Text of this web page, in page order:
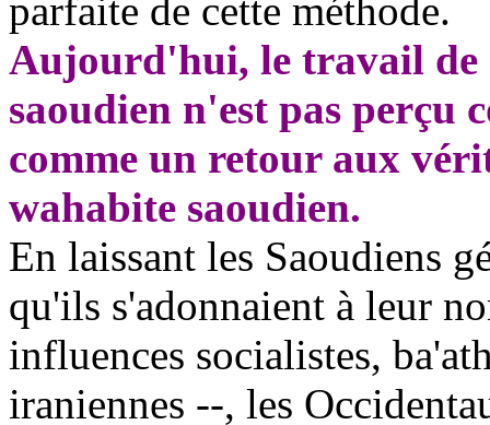
parfaite de cette méthode.
Aujourd'hui, le travail de
saoudien n'est pas perçu
comme un retour aux
wahabite saoudien.
En laissant les Saoudiens
qu'ils s'adonnaient à leur
influences socialistes,
iraniennes --, les